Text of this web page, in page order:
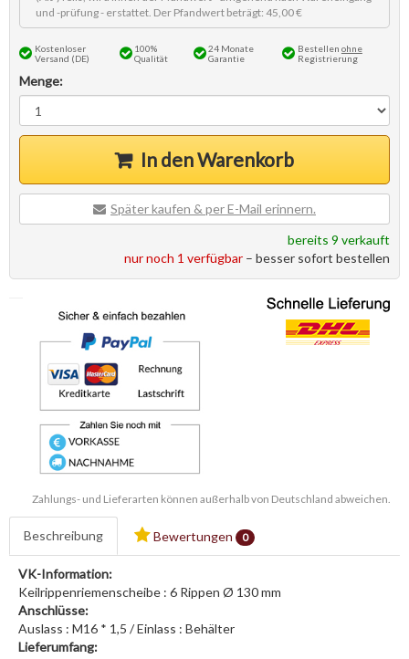
und -prüfung - erstattet. Der Pfandwert beträgt: 45,00 €
Kostenloser
Versand (DE)
100%
Qualität
24 Monate
Garantie
Bestellen ohne
Registrierung
Menge:
In den Warenkorb
Später kaufen & per E-Mail erinnern.
bereits 9 verkauft
nur noch 1 verfügbar – besser sofort bestellen
Zahlungs- und Lieferarten können außerhalb von Deutschland abweichen.
Beschreibung Bewertungen 0
VK-Information:
Keilrippenriemenscheibe : 6 Rippen Ø 130 mm
Anschlüsse:
Auslass : M16 * 1,5 / Einlass : Behälter
Lieferumfang: